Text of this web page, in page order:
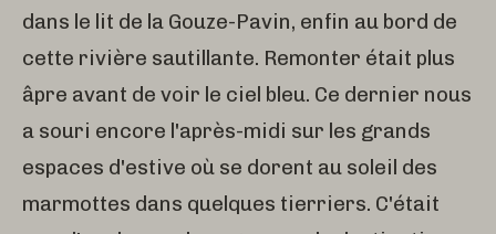
dans le lit de la Gouze-Pavin, enfin au bord de
cette rivière sautillante. Remonter était plus
âpre avant de voir le ciel bleu. Ce dernier nous
a souri encore l'après-midi sur les grands
espaces d'estive où se dorent au soleil des
marmottes dans quelques tierriers. C'était